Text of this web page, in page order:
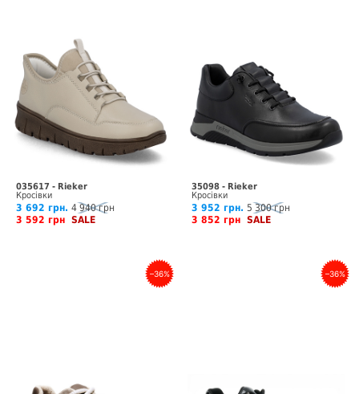
035617 - Rieker
Кросівки
3 692 грн. 4 940 грн
3 592 грн SALE
35098 - Rieker
Кросівки
3 952 грн. 5 300 грн
3 852 грн SALE
–36% –36%